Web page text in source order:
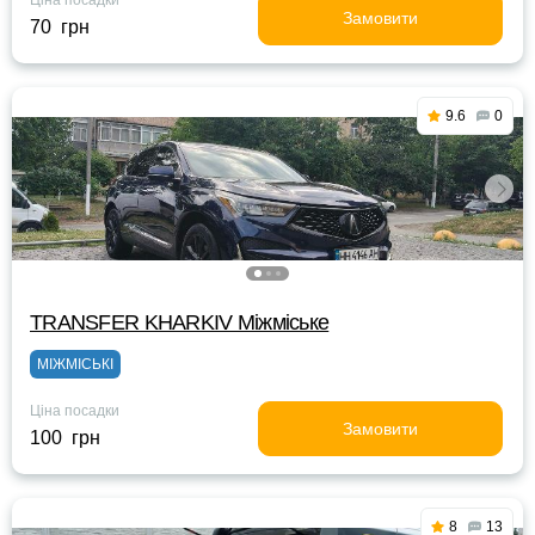
70 грн Замовити
9.6 0
TRANSFER KHARKIV Міжміське
МІЖМІСЬКІ
Ціна посадки
100 грн Замовити
8 13